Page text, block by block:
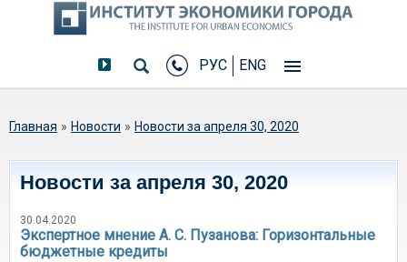
РУС ENG
Вы здесь
Главная » Новости » Новости за апреля 30, 2020
Новости за апреля 30, 2020
30.04.2020
Экспертное мнение А. С. Пузанова: Горизонтальные
бюджетные кредиты